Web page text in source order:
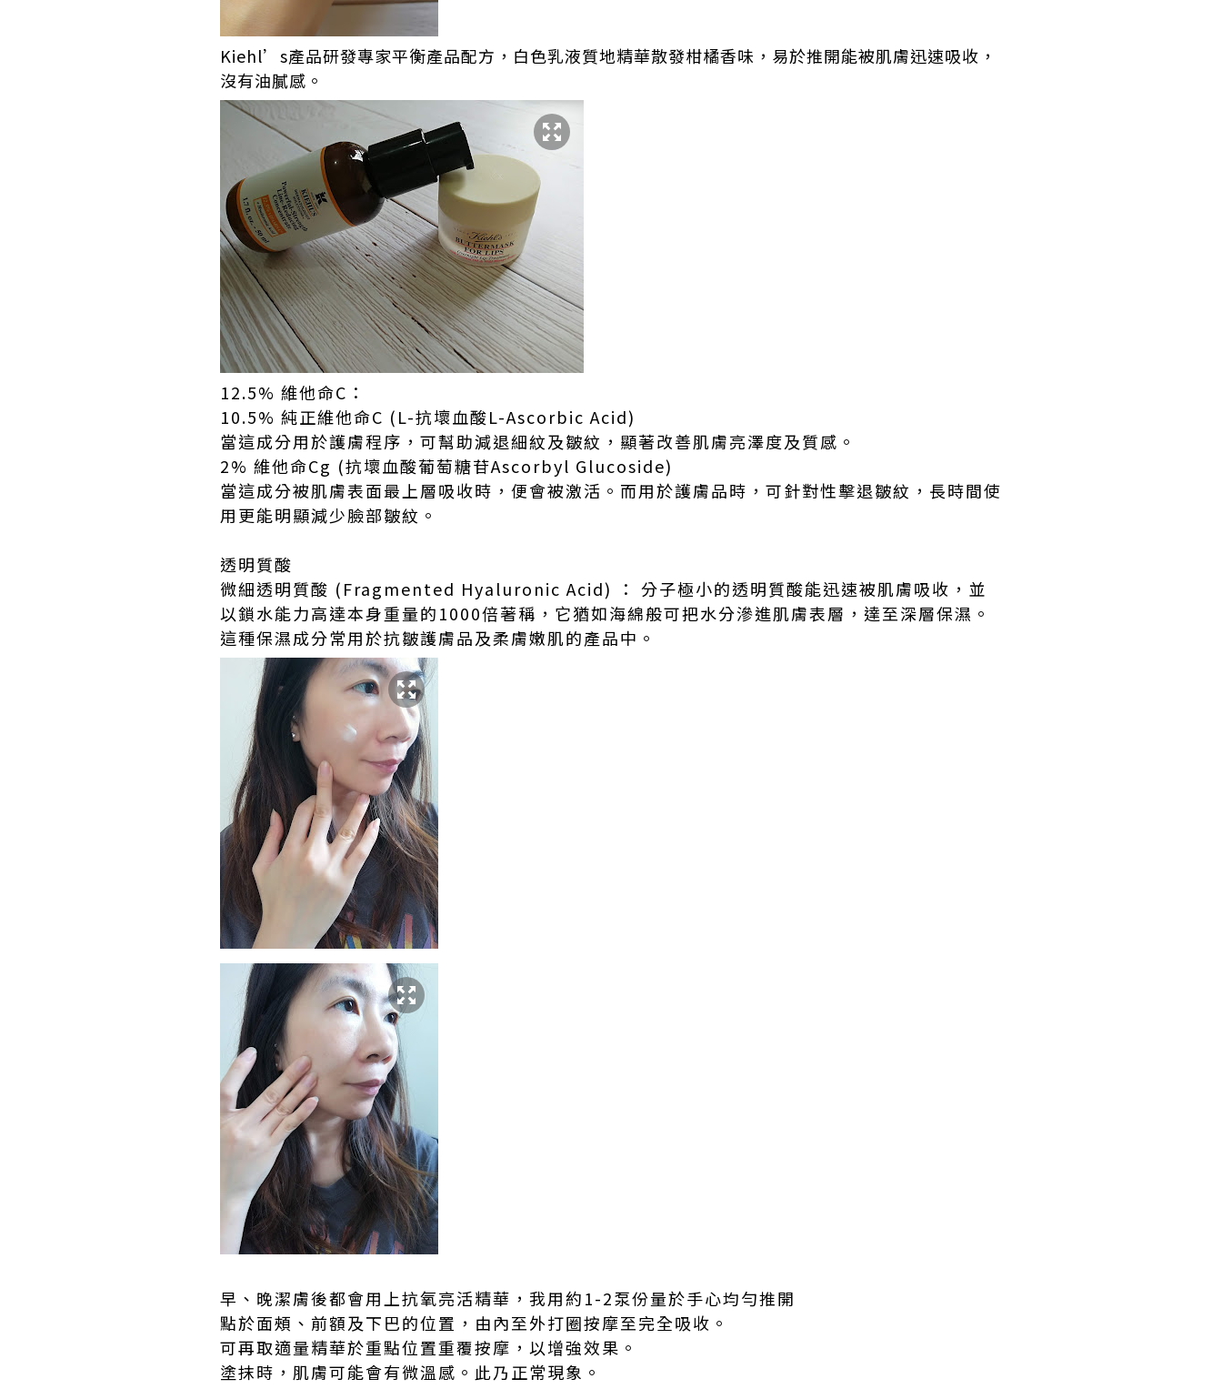
Kiehl’s產品研發專家平衡產品配方，白色乳液質地精華散發柑橘香味，易於推開能被肌膚迅速吸收，
沒有油膩感。
12.5% 維他命C：
10.5% 純正維他命C (L-抗壞血酸L-Ascorbic Acid)
當這成分用於護膚程序，可幫助減退細紋及皺紋，顯著改善肌膚亮澤度及質感。
2% 維他命Cg (抗壞血酸葡萄糖苷Ascorbyl Glucoside)
當這成分被肌膚表面最上層吸收時，便會被激活。而用於護膚品時，可針對性擊退皺紋，長時間使
用更能明顯減少臉部皺紋。
透明質酸
微細透明質酸 (Fragmented Hyaluronic Acid) ： 分子極小的透明質酸能迅速被肌膚吸收，並
以鎖水能力高達本身重量的1000倍著稱，它猶如海綿般可把水分滲進肌膚表層，達至深層保濕。
這種保濕成分常用於抗皺護膚品及柔膚嫩肌的產品中。
早、晚潔膚後都會用上抗氧亮活精華，我用約1-2泵份量於手心均勻推開
點於面頰、前額及下巴的位置，由內至外打圈按摩至完全吸收。
可再取適量精華於重點位置重覆按摩，以增強效果。
塗抹時，肌膚可能會有微溫感。此乃正常現象。